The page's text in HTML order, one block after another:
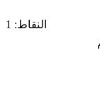
النقاط: 1